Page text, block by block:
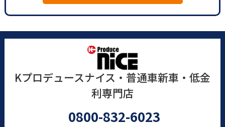
Kプロデュースナイス・普通車新車・低金
利専門店
0800-832-6023